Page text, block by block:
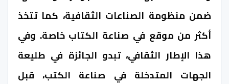
ضمن منظومة الصناعات الثقافية، كما تتخذ
أكثر من موقع في صناعة الكتاب خاصة. وفي
هذا الإطار الثقافي، تبدو الجائزة في طليعة
الجهات المتدخلة في صناعة الكتب، قبل